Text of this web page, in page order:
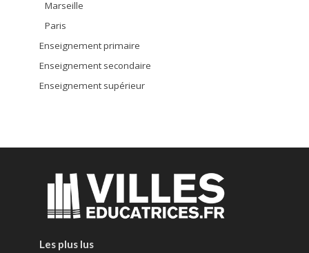
Marseille
Paris
Enseignement primaire
Enseignement secondaire
Enseignement supérieur
Les plus lus